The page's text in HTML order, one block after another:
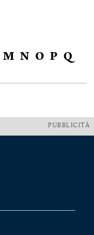
M N O P Q
PUBBLICITÀ